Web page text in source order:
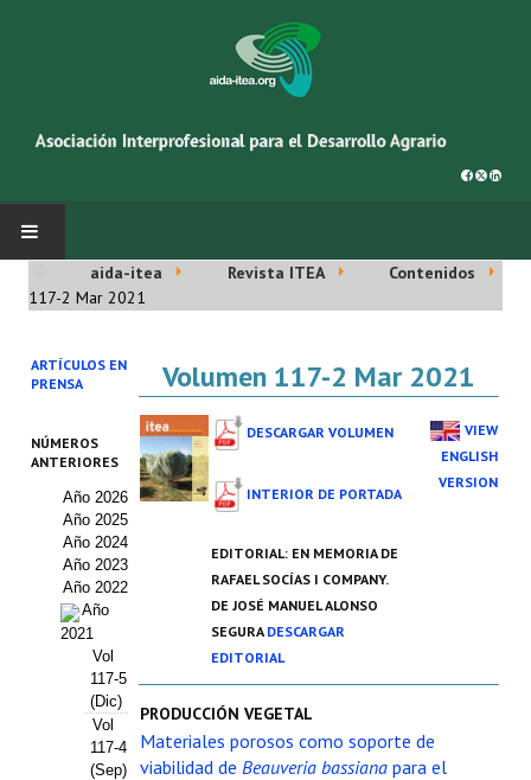
INICIO
Asociación AIDA
Cincuentenario AIDA
Organigrama
Estatutos
Hacerse socio
Noticias
Galería de Fotos
Web AIDA 2.0
aida-itea Revista ITEA
Contenidos
117-2 Mar 2021
ARTÍCULOS EN
PRENSA
NÚMEROS
ANTERIORES
Año 2026
Año 2025
Año 2024
Año 2023
Año 2022
Año
2021
Vol
117-5
(Dic)
Vol
117-4
(Sep)
Volumen 117-2 Mar 2021
DESCARGAR VOLUMEN
INTERIOR DE PORTADA
EDITORIAL: EN MEMORIA DE
RAFAEL SOCÍAS I COMPANY.
DE JOSÉ MANUEL ALONSO
SEGURA DESCARGAR
EDITORIAL
VIEW
ENGLISH
VERSION
PRODUCCIÓN VEGETAL
Materiales porosos como soporte de
viabilidad de Beauveria bassiana para el